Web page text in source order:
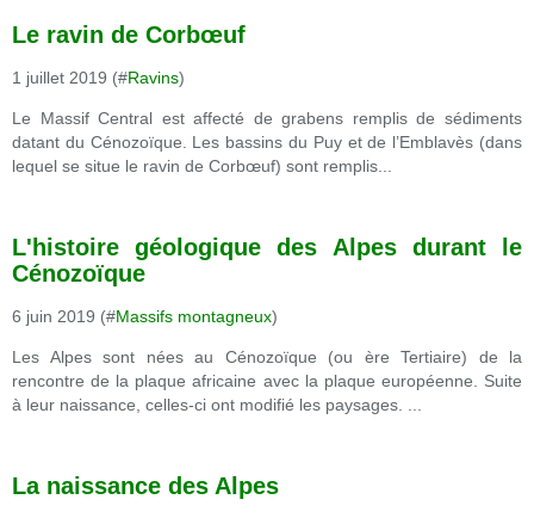
Le ravin de Corbœuf
1 juillet 2019 (#Ravins)
Le Massif Central est affecté de grabens remplis de sédiments
datant du Cénozoïque. Les bassins du Puy et de l’Emblavès (dans
lequel se situe le ravin de Corbœuf) sont remplis...
L'histoire géologique des Alpes durant le
Cénozoïque
6 juin 2019 (#Massifs montagneux)
Les Alpes sont nées au Cénozoïque (ou ère Tertiaire) de la
rencontre de la plaque africaine avec la plaque européenne. Suite
à leur naissance, celles-ci ont modifié les paysages. ...
La naissance des Alpes